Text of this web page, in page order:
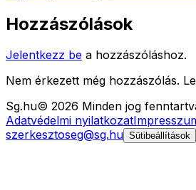
Hozzászólások
Jelentkezz be a hozzászóláshoz.
Nem érkezett még hozzászólás.
Sg.hu© 2026 Minden jog
Adatvédelmi nyilatkozat
szerkesztoseg@sg.hu Sütibeállítások